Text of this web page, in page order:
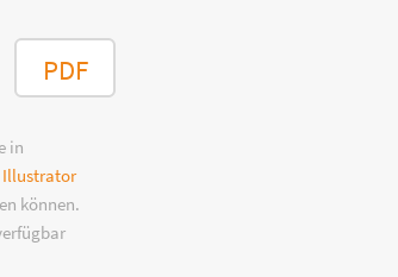
PDF
in
Illustrator
können.